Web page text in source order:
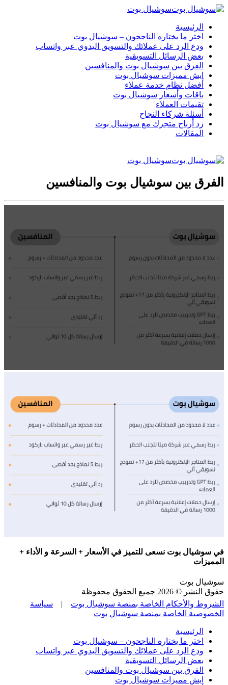
سوشيال بوت
الرئيسية
اختر ما يختاره الناجحون – سوشيال بوت
ودع الرد على عملائك والتسويق اليدوي عبر واتساب
بعض الرسائل التسويقية
الفرق بين سوشيال بوت والمنافسين
ايش مميزات سوشيال بوت
أفضل نظام خدمة عملاء
باقات وأسعار سوشيال بوت
تقيمات العملاء
أسئلة شركاء النجاح
زد أرباح متجرك مع سوشيال بوت
المقالات
سوشيال بوت
الفرق بين سوشيال بوت والمنافسين
في سوشيال بوت نسعى للتميز في الأسعار + السرعة و الأداء +
المميزات
سوشيال بوت
حقوق النشر © 2026 جميع الحقوق محفوظة
الشروط والأحكام الخاصة بمنصة سوشيال بوت | سياسة
الخصوصية الخاصة بمنصة سوشيال بوت
الرئيسية
اختر ما يختاره الناجحون – سوشيال بوت
ودع الرد على عملائك والتسويق اليدوي عبر واتساب
بعض الرسائل التسويقية
الفرق بين سوشيال بوت والمنافسين
ايش مميزات سوشيال بوت